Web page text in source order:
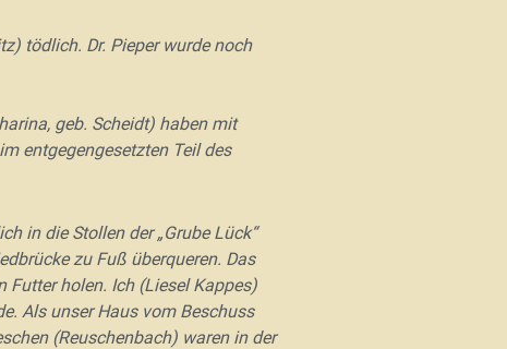
tödlich. Dr. Pieper wurde noch
geb. Scheidt) haben mit
entgegengesetzten Teil des
in die Stollen der „Grube Lück“
zu Fuß überqueren. Das
Futter holen. Ich (Liesel Kappes)
Als unser Haus vom Beschuss
(Reuschenbach) waren in der